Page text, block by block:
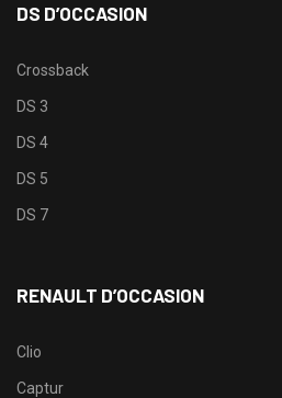
DS D’OCCASION
Crossback
DS 3
DS 4
DS 5
DS 7
RENAULT D’OCCASION
Clio
Captur